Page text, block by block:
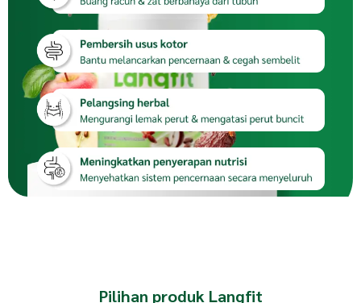
Pilihan produk Langfit